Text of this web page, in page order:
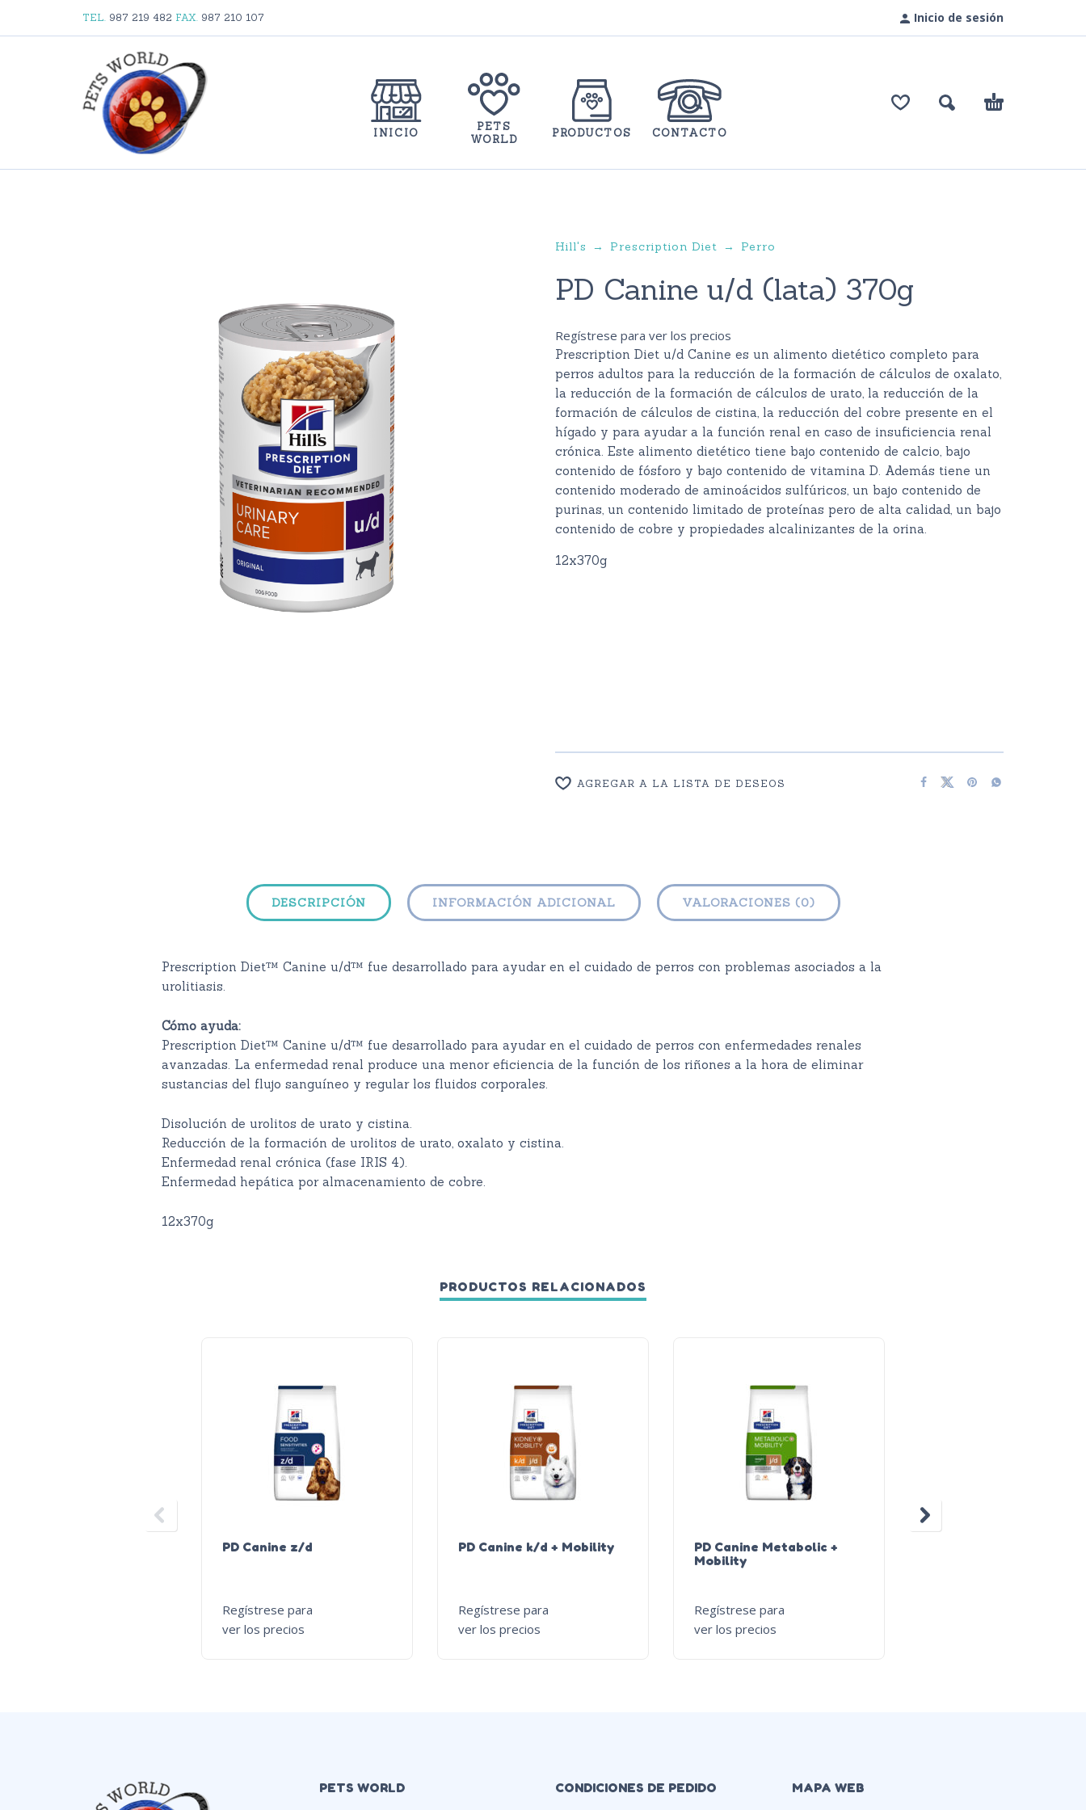
TEL. 987 219 482 FAX. 987 210 107 Inicio de sesión
INICIO
PETS
WORLD
PRODUCTOS CONTACTO
Hill's Prescription Diet Perro
PD Canine u/d (lata) 370g
Regístrese para ver los precios
Prescription Diet u/d Canine es un alimento dietético completo para
perros adultos para la reducción de la formación de cálculos de oxalato,
la reducción de la formación de cálculos de urato, la reducción de la
formación de cálculos de cistina, la reducción del cobre presente en el
hígado y para ayudar a la función renal en caso de insuficiencia renal
crónica. Este alimento dietético tiene bajo contenido de calcio, bajo
contenido de fósforo y bajo contenido de vitamina D. Además tiene un
contenido moderado de aminoácidos sulfúricos, un bajo contenido de
purinas, un contenido limitado de proteínas pero de alta calidad, un bajo
contenido de cobre y propiedades alcalinizantes de la orina.
12x370g
AGREGAR A LA LISTA DE DESEOS
DESCRIPCIÓN INFORMACIÓN ADICIONAL VALORACIONES (0)
Prescription Diet™ Canine u/d™ fue desarrollado para ayudar en el cuidado de perros con problemas asociados a la
urolitiasis.
Cómo ayuda:
Prescription Diet™ Canine u/d™ fue desarrollado para ayudar en el cuidado de perros con enfermedades renales
avanzadas. La enfermedad renal produce una menor eficiencia de la función de los riñones a la hora de eliminar
sustancias del flujo sanguíneo y regular los fluidos corporales.
Disolución de urolitos de urato y cistina.
Reducción de la formación de urolitos de urato, oxalato y cistina.
Enfermedad renal crónica (fase IRIS 4).
Enfermedad hepática por almacenamiento de cobre.
12x370g
PRODUCTOS RELACIONADOS
PD Canine z/d
Regístrese para
ver los precios
PD Canine k/d + Mobility
Regístrese para
ver los precios
PD Canine Metabolic +
Mobility
Regístrese para
ver los precios
PETS WORLD CONDICIONES DE PEDIDO MAPA WEB